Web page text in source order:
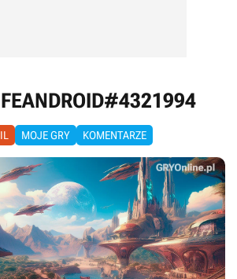
MOJE GRY KOMENTARZE